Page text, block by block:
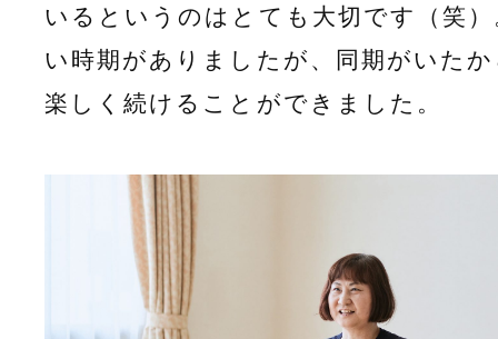
いるというのはとても大切です（笑
い時期がありましたが、同期がいた
楽しく続けることができました。